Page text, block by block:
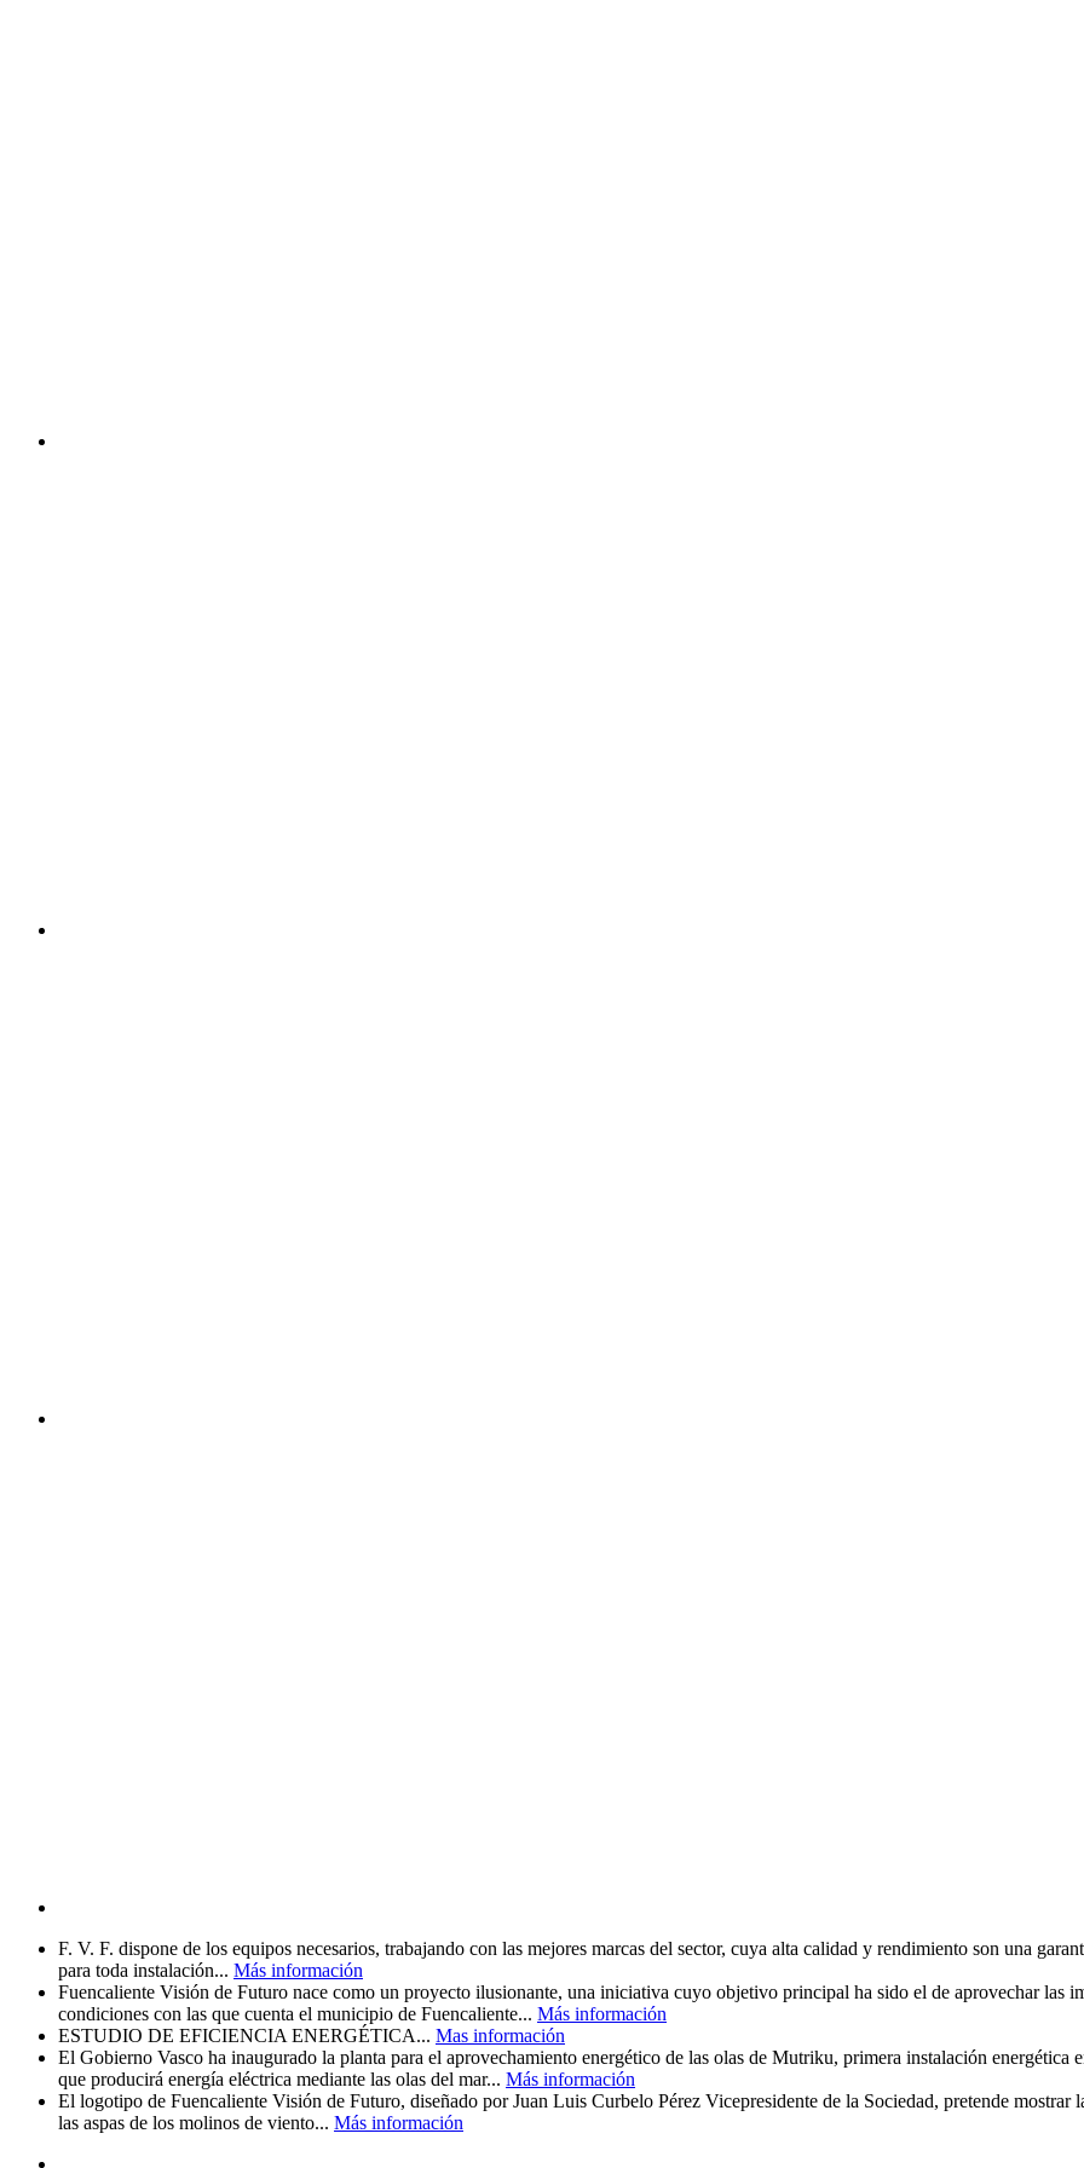
F. V. F. dispone de los equipos necesarios, trabajando con las mejores marcas del sector, cuya alta calidad y rendimiento son una
para toda instalación... Más información
Fuencaliente Visión de Futuro nace como un proyecto ilusionante, una iniciativa cuyo objetivo principal ha sido el de aprovechar las
condiciones con las que cuenta el municipio de Fuencaliente... Más información
ESTUDIO DE EFICIENCIA ENERGÉTICA... Mas información
El Gobierno Vasco ha inaugurado la planta para el aprovechamiento energético de las olas de Mutriku, primera instalación energética
que producirá energía eléctrica mediante las olas del mar... Más información
El logotipo de Fuencaliente Visión de Futuro, diseñado por Juan Luis Curbelo Pérez Vicepresidente de la Sociedad, pretende mostrar
las aspas de los molinos de viento... Más información